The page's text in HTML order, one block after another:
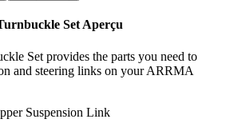
Set Aperçu
Set provides the parts you need to
and steering links on your ARRMA
Suspension Link